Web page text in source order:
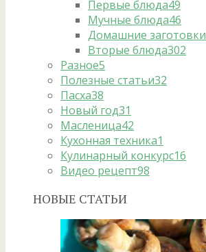
Первые блюда49
Мучные блюда46
Домашние заготовки
Вторые блюда302
Разное5
Полезные статьи32
Пасха38
Новый год31
Масленица42
Кухонная техника1
Кулинарный конкурс16
Видео рецепт98
НОВЫЕ СТАТЬИ